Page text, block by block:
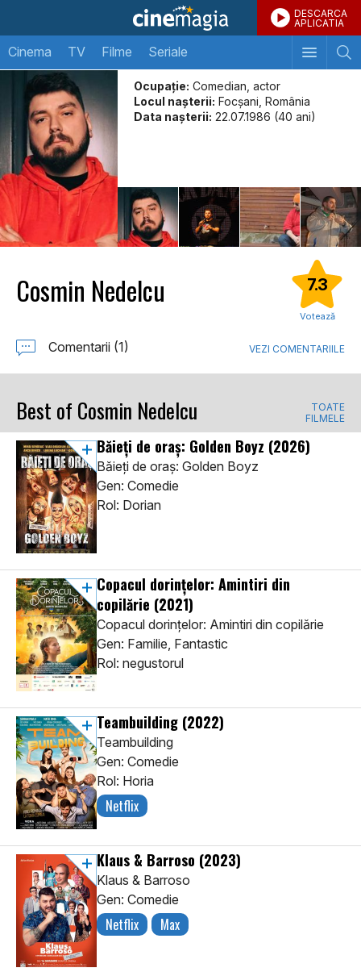
DESCARCA
APLICATIA
Cinema TV Filme Seriale
Ocupație: Comedian, actor
Locul naşterii: Focșani, România
Data naşterii: 22.07.1986 (40 ani)
Cosmin Nedelcu 7.3
Votează
Comentarii (1) VEZI COMENTARIILE
Best of Cosmin Nedelcu
TOATE
FILMELE
Băieți de oraș: Golden Boyz (2026)
Băieți de oraș: Golden Boyz
Gen: Comedie
Rol: Dorian
Copacul dorințelor: Amintiri din
copilărie (2021)
Copacul dorințelor: Amintiri din copilărie
Gen: Familie, Fantastic
Rol: negustorul
Teambuilding (2022)
Teambuilding
Gen: Comedie
Rol: Horia
Netflix
Klaus & Barroso (2023)
Klaus & Barroso
Gen: Comedie
Netflix Max